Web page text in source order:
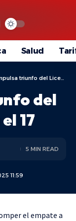
Salud
triunfo del Licey; Mejia salva el 17
del
17
11:59
5 MIN READ
el empate a